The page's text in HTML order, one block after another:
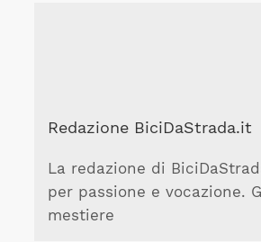
Redazione BiciDaStrada.it
La redazione di
per passione e vocazione.
mestiere